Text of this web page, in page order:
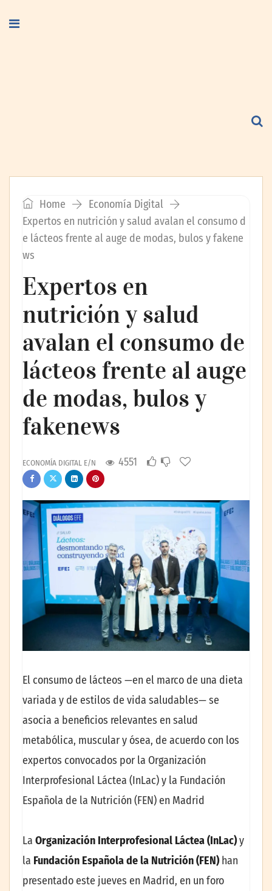
Home
Economía Digital
Expertos en nutrición y salud avalan el consumo d
e lácteos frente al auge de modas, bulos y fakene
ws
Expertos en
nutrición y salud
avalan el consumo de
lácteos frente al auge
de modas, bulos y
fakenews
ECONOMÍA DIGITAL E/N 4551
El consumo de lácteos —en el marco de una dieta
variada y de estilos de vida saludables— se
asocia a beneficios relevantes en salud
metabólica, muscular y ósea, de acuerdo con los
expertos convocados por la Organización
Interprofesional Láctea (InLac) y la Fundación
Española de la Nutrición (FEN) en Madrid
La Organización Interprofesional Láctea (InLac)y
la Fundación Española de la Nutrición (FEN)han
presentado este jueves en Madrid, en un foro